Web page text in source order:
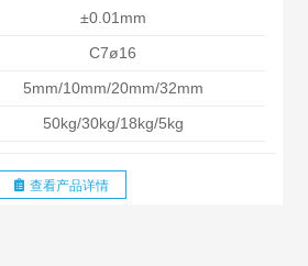
±0.01mm
C7ø16
5mm/10mm/20mm/32mm
50kg/30kg/18kg/5kg
查看产品详情